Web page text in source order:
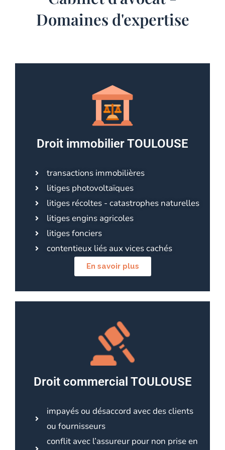
Domaines d'expertise
Droit immobilier TOULOUSE
transactions immobilières
litiges photovoltaïques
litiges récoltes - catastrophes naturelles
litiges engins agricoles
litiges fonciers
contentieux liés aux vices cachés
En savoir plus
Droit commercial TOULOUSE
impayés ou désaccord avec des clients
ou fournisseurs
conflit avec l’assureur pour non prise en